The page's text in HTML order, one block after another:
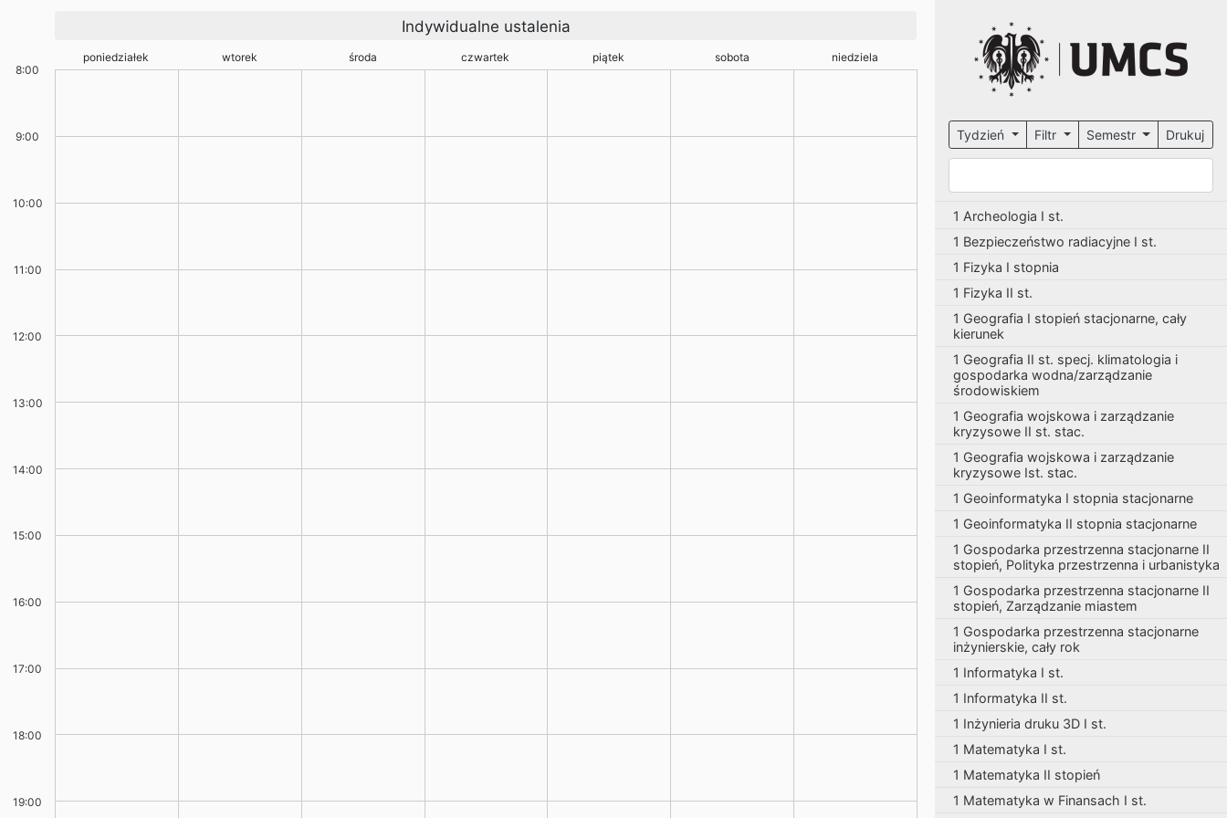
Indywidualne ustalenia
8:00
9:00
10:00
11:00
12:00
13:00
14:00
15:00
16:00
17:00
18:00
19:00
poniedziałek wtorek środa czwartek piątek sobota niedziela
Tydzień Filtr Semestr Drukuj
1 Archeologia I st.
1 Bezpieczeństwo radiacyjne I st.
1 Fizyka I stopnia
1 Fizyka II st.
1 Geografia I stopień stacjonarne, cały
kierunek
1 Geografia II st. specj. klimatologia i
gospodarka wodna/zarządzanie
środowiskiem
1 Geografia wojskowa i zarządzanie
kryzysowe II st. stac.
1 Geografia wojskowa i zarządzanie
kryzysowe Ist. stac.
1 Geoinformatyka I stopnia stacjonarne
1 Geoinformatyka II stopnia stacjonarne
1 Gospodarka przestrzenna stacjonarne II
stopień, Polityka przestrzenna i urbanistyka
1 Gospodarka przestrzenna stacjonarne II
stopień, Zarządzanie miastem
1 Gospodarka przestrzenna stacjonarne
inżynierskie, cały rok
1 Informatyka I st.
1 Informatyka II st.
1 Inżynieria druku 3D I st.
1 Matematyka I st.
1 Matematyka II stopień
1 Matematyka w Finansach I st.